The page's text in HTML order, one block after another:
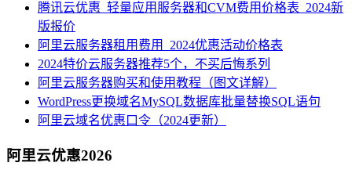
腾讯云优惠_轻量应用服务器和CVM费用价格表_2024新
版报价
阿里云服务器租用费用_2024优惠活动价格表
2024特价云服务器推荐5个，不买后悔系列
阿里云服务器购买和使用教程（图文详解）
WordPress更换域名MySQL数据库批量替换SQL语句
阿里云域名优惠口令（2024更新）
阿里云优惠2026